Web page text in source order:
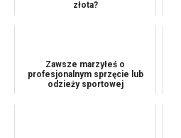
złota?
Zawsze marzyłeś o
profesjonalnym sprzęcie lub
odzieży sportowej